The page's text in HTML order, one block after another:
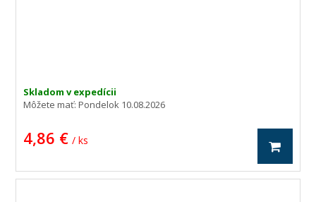
Skladom v expedícii
Môžete mať:Pondelok 10.08.2026
4,86 € / ks